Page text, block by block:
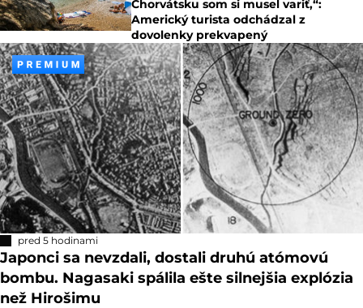
Chorvátsku som si musel variť,“:
Americký turista odchádzal z
dovolenky prekvapený
pred 5 hodinami
Japonci sa nevzdali, dostali druhú atómovú
bombu. Nagasaki spálila ešte silnejšia explózia
než Hirošimu